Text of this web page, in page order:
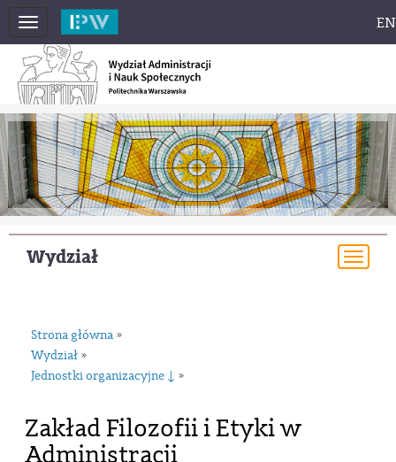
Toggle
navigation
EN
Wydział
Strona główna »
Wydział »
Jednostki organizacyjne ↓ »
Zakład Filozofii i Etyki w
Administracji